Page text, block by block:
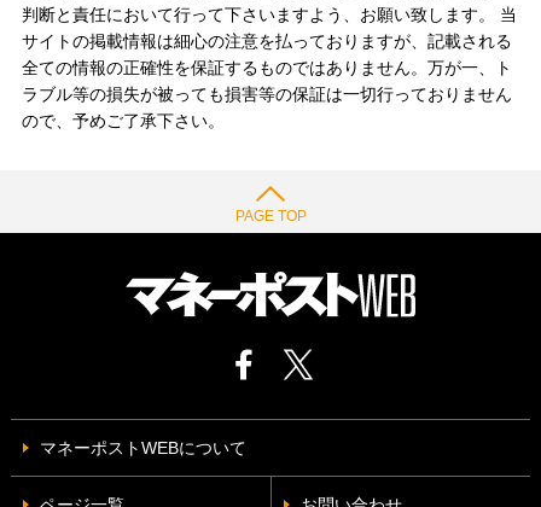
判断と責任において行って下さいますよう、お願い致します。 当
サイトの掲載情報は細心の注意を払っておりますが、記載される
全ての情報の正確性を保証するものではありません。万が一、ト
ラブル等の損失が被っても損害等の保証は一切行っておりません
ので、予めご了承下さい。
PAGE TOP
マネーポストWEBについて